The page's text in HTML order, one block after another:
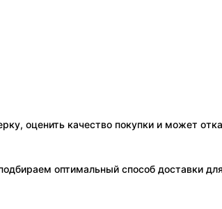
оценить качество покупки и может
оптимальный способ доставки